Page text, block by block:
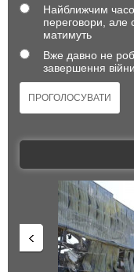
Найближчим
переговори, але
матимуть
Вже давно не
завершення війни